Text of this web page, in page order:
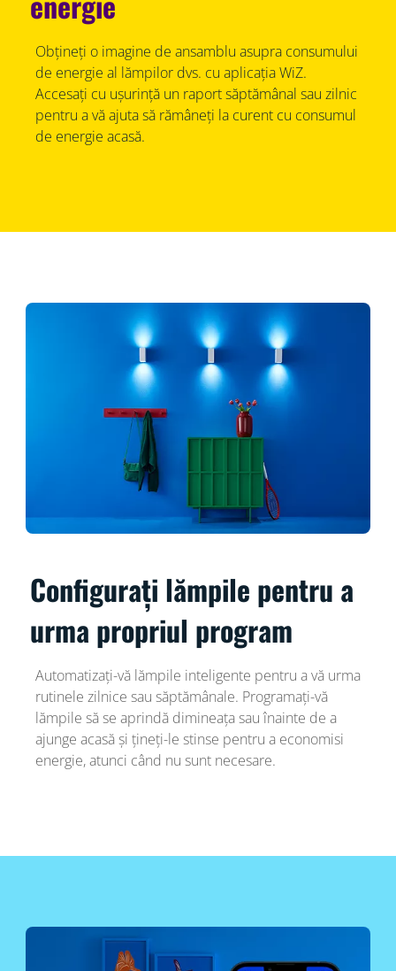
Obțineți o imagine de ansamblu asupra consumului
de energie al lămpilor dvs. cu aplicația WiZ.
Accesați cu ușurință un raport săptămânal sau zilnic
pentru a vă ajuta să rămâneți la curent cu consumul
de energie acasă.
Configurați lămpile pentru a
urma propriul program
Automatizați-vă lămpile inteligente pentru a vă urma
rutinele zilnice sau săptămânale. Programați-vă
lămpile să se aprindă dimineața sau înainte de a
ajunge acasă și țineți-le stinse pentru a economisi
energie, atunci când nu sunt necesare.